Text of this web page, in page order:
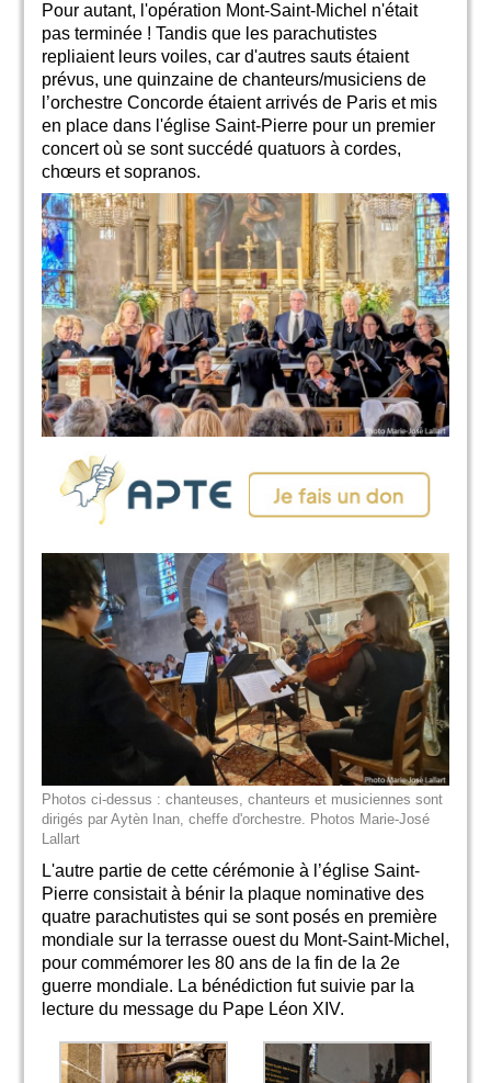
Pour autant, l'opération Mont-Saint-Michel n'était
pas terminée ! Tandis que les parachutistes
repliaient leurs voiles, car d'autres sauts étaient
prévus, une quinzaine de chanteurs/musiciens de
l’orchestre Concorde étaient arrivés de Paris et mis
en place dans l'église Saint-Pierre pour un premier
concert où se sont succédé quatuors à cordes,
chœurs et sopranos.
Photos ci-dessus : chanteuses, chanteurs et musiciennes sont
dirigés par Aytèn Inan, cheffe d'orchestre. Photos Marie-José
Lallart
L'autre partie de cette cérémonie à l’église Saint-
Pierre consistait à bénir la plaque nominative des
quatre parachutistes qui se sont posés en première
mondiale sur la terrasse ouest du Mont-Saint-Michel,
pour commémorer les 80 ans de la fin de la 2e
guerre mondiale. La bénédiction fut suivie par la
lecture du message du Pape Léon XIV.